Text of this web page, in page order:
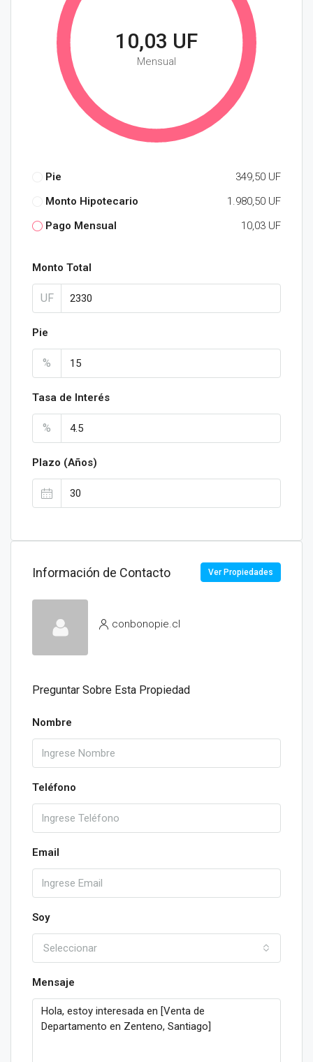
10,03 UF
Mensual
Pie
349,50 UF
Monto Hipotecario
1.980,50 UF
Pago Mensual
10,03 UF
Monto Total
UF
Pie
%
Tasa de Interés
%
Plazo (Años)
Información de Contacto Ver Propiedades
conbonopie.cl
Preguntar Sobre Esta Propiedad
Nombre
Teléfono
Email
Soy
Seleccionar
Mensaje